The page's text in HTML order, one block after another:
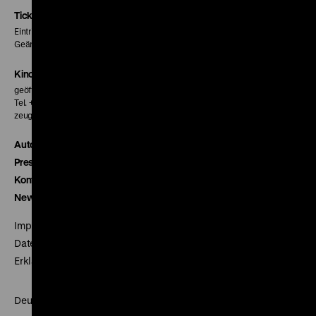
Tickets
Eintritt 5 €
Geänderte Preise sind im Programm vermerkt.
Kinokasse
geöffnet 30 Minuten vor Beginn der ersten Vorstellung
Tel. + 49 30 20304-770
zeughauskino@dhm.de
Autor*innen
Presse
Kontakt
Newsletter
Impressum
Datenschutz
Erklärung digitale Barrierefreiheit
Deutsches Historisches Museum